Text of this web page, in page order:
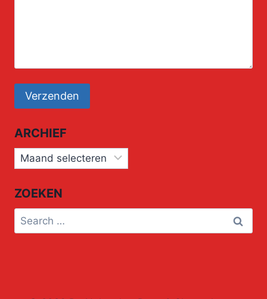
ARCHIEF
Archief
ZOEKEN
Search
for: